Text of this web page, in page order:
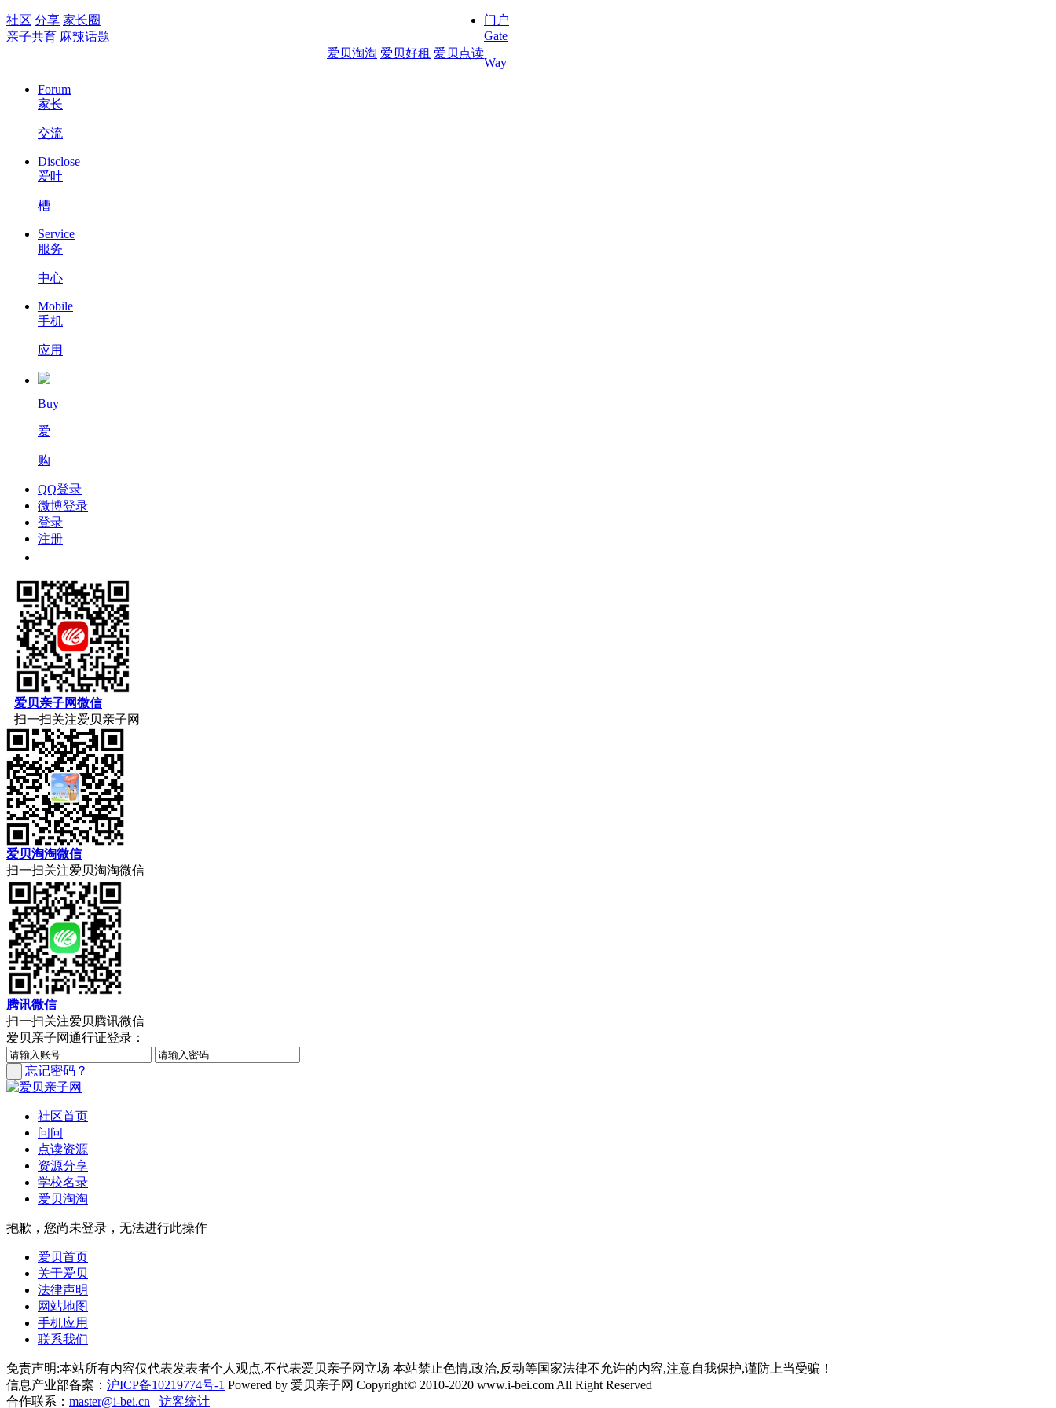
社区 分享 家长圈
亲子共育 麻辣话题
爱贝淘淘 爱贝好租 爱贝点读
门户
Gate
Way
Forum
家长
交流
Disclose
爱吐
槽
Service
服务
中心
Mobile
手机
应用
Buy
爱
购
QQ登录
微博登录
登录
注册
爱贝亲子网微信
扫一扫关注爱贝亲子网
爱贝淘淘微信
扫一扫关注爱贝淘淘微信
腾讯微信
扫一扫关注爱贝腾讯微信
爱贝亲子网通行证登录：
忘记密码？
社区首页
问问
点读资源
资源分享
学校名录
爱贝淘淘
抱歉，您尚未登录，无法进行此操作
爱贝首页
关于爱贝
法律声明
网站地图
手机应用
联系我们
免责声明:本站所有内容仅代表发表者个人观点,不代表爱贝亲子网立场 本站禁止色情,政治,反动等国家法律不允许的内容,注意自我保护,谨防上当受骗！
信息产业部备案： 沪ICP备10219774号-1 Powered by 爱贝亲子网 Copyright© 2010-2020 www.i-bei.com All Right Reserved
合作联系： master@i-bei.cn 访客统计